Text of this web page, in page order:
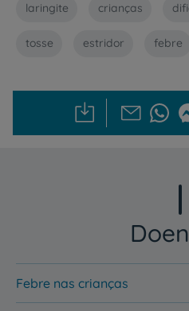
laringite crianças
tosse estridor febre
Febre nas crianças